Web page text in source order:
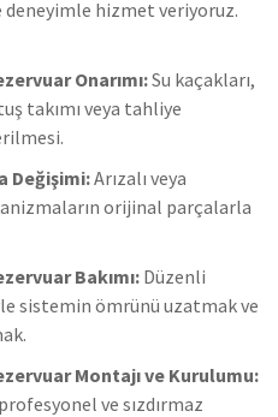
hizmet veriyoruz.
Onarımı:Su kaçakları,
takımı veya tahliye
Değişimi:Arızalı veya
orijinal parçalarla
Bakımı: Düzenli
sistemin ömrünü uzatmak ve
Montajı ve Kurulumu:
ve sızdırmaz